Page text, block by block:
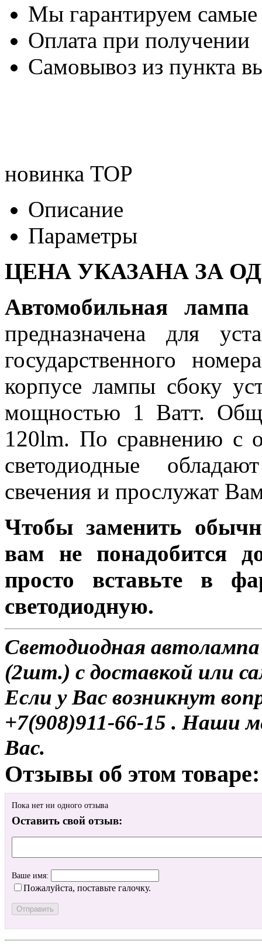
Мы гарантируем
Оплата при получении
Самовывоз из пункта
новинка TOP
Описание
Параметры
ЦЕНА УКАЗАНА ЗА
Автомобильная
предназначена для
государственного
корпусе лампы сбоку
мощностью 1 Ватт.
120lm. По сравнению с
светодиодные
свечения и прослужат
Чтобы заменить
вам не понадобится
просто вставьте в
светодиодную.
Светодиодная
(2шт.) с доставкой или
Если у Вас возникнут
+7(908)911-66-15 . Наши
Вас.
Отзывы об этом товаре:
Пока нет ни одного отзыва
Оставить свой отзыв:
Ваше имя:
Пожалуйста, поставьте галочку.